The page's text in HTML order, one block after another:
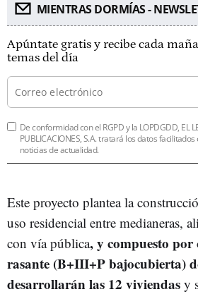
MIENTRAS DORMÍAS -
Apúntate gratis y recibe cada
temas del día
De conformidad con el RGPD y la LOPDGDD, EL
PUBLICACIONES, S.A. tratará los datos
noticias de actualidad.
Este proyecto plantea la
uso residencial entre medianeras,
con vía pública, y compuesto por
rasante (B+III+P bajocubierta)
desarrollarán las 12 viviendas y